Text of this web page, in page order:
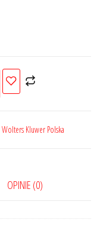
Wolters Kluwer Polska
OPINIE (0)